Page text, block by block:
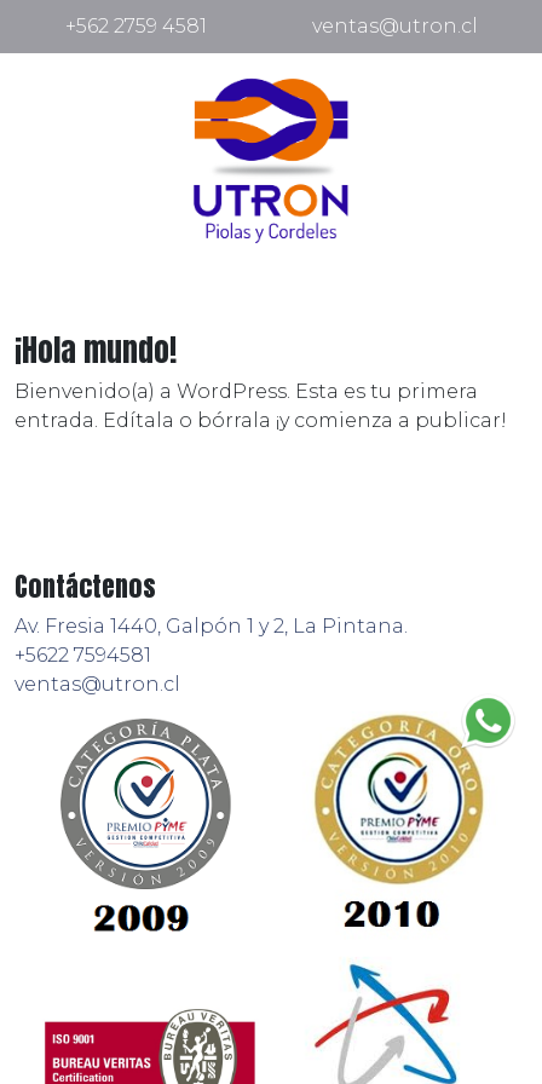
+562 2759 4581 ventas@utron.cl
¡Hola mundo!
Bienvenido(a) a WordPress. Esta es tu primera
entrada. Edítala o bórrala ¡y comienza a publicar!
Contáctenos
Av. Fresia 1440, Galpón 1 y 2, La Pintana.
+5622 7594581
ventas@utron.cl